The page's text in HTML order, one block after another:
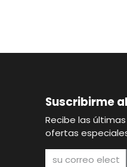
Suscribirme
Recibe las
ofertas